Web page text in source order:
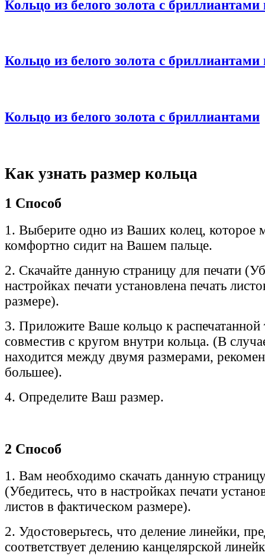
Кольцо из белого золота с
Кольцо из белого золота с
Кольцо из белого золота с бриллиантами
Как узнать размер кольца
1 Способ
1. Выберите одно из Ваших колец, которое
комфортно сидит на Вашем пальце.
2. Скачайте данную страницу для печати
настройках печати установлена печать
размере).
3. Приложите Ваше кольцо к распечатанной
совместив с кругом внутри кольца. (В
находится между двумя размерами,
большее).
4. Определите Ваш размер.
2 Способ
1. Вам необходимо скачать данную
(Убедитесь, что в настройках печати
листов в фактическом размере).
2. Удостоверьтесь, что деление линейки,
соответствует делению канцелярской